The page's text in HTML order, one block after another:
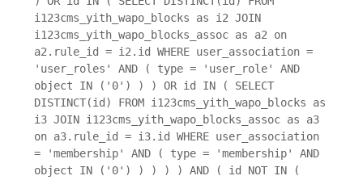
i123cms_yith_wapo_blocks as i2 JOIN
i123cms_yith_wapo_blocks_assoc as a2 on
a2.rule_id = i2.id WHERE user_association =
'user_roles' AND ( type = 'user_role' AND
object IN ('0') ) ) OR id IN ( SELECT
DISTINCT(id) FROM i123cms_yith_wapo_blocks as
i3 JOIN i123cms_yith_wapo_blocks_assoc as a3
on a3.rule_id = i3.id WHERE user_association
= 'membership' AND ( type = 'membership' AND
object IN ('0') ) ) ) ) AND ( id NOT IN (